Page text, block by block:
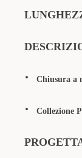
· Chiusura a
· Collezione